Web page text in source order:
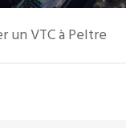
un VTC à Peltre